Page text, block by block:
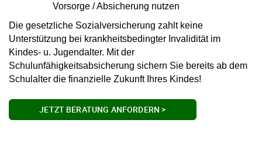
Vorsorge / Absicherung nutzen
Die gesetzliche Sozialversicherung zahlt keine
Unterstützung bei krankheitsbedingter Invalidität im
Kindes- u. Jugendalter. Mit der
Schulunfähigkeitsabsicherung sichern Sie bereits ab dem
Schulalter die finanzielle Zukunft Ihres Kindes!
JETZT BERATUNG ANFORDERN >